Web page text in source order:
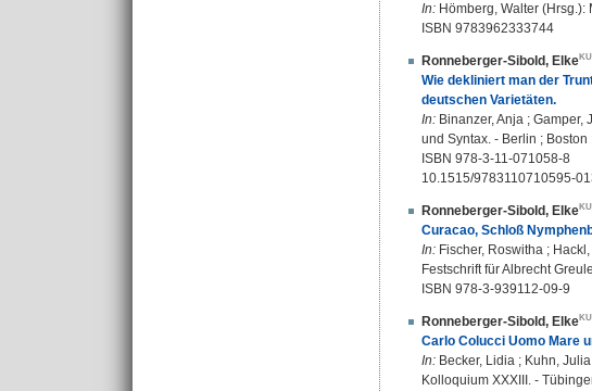
In: Hömberg, Walter
ISBN 9783962333744
Ronneberger-Sibold, Elke
Wie dekliniert man der
deutschen Varietäten.
In: Binanzer, Anja ;
und Syntax. - Berlin ;
ISBN 978-3-11-071058-8
10.1515/9783110710595-
Ronneberger-Sibold, Elke
Curacao, Schloß
In: Fischer, Roswitha ;
Festschrift für Albrecht
ISBN 978-3-939112-09-9
Ronneberger-Sibold, Elke
Carlo Colucci Uomo Mare
In: Becker, Lidia ; Kuhn,
Kolloquium XXXIII. -